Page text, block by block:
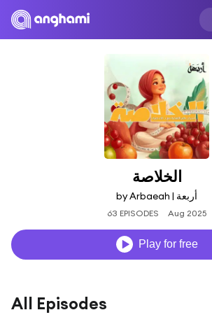
الخلاصة
by Arbaeah | أربعة
63 EPISODES Aug 2025
Play for free
All Episodes